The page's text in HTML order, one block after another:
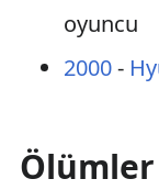
oyuncu
2000-
Ölümler